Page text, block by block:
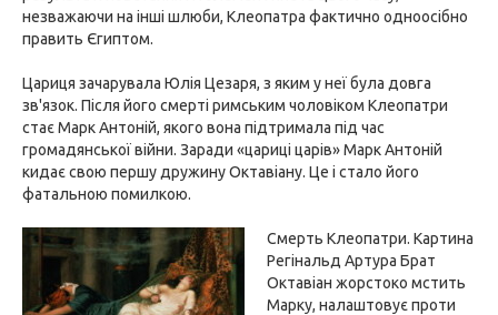
незважаючи на інші шлюби, Клеопатра фактично одноосібно
править Єгиптом.
Цариця зачарувала Юлія Цезаря, з яким у неї була довга
зв'язок. Після його смерті римським чоловіком Клеопатри
стає Марк Антоній, якого вона підтримала під час
громадянської війни. Заради «цариці царів» Марк Антоній
кидає свою першу дружину Октавіану. Це і стало його
фатальною помилкою.
Смерть Клеопатри. Картина
Регінальд Артура Брат
Октавіан жорстоко мстить
Марку, налаштовує проти